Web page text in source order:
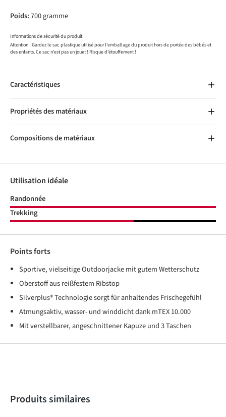
Poids:700 gramme
Informations de sécurité du produit
Attention ! Gardez le sac plastique utilisé pour l'emballage du produit hors de portée des bébés et
des enfants. Ce sac n'est pas un jouet ! Risque d'étouffement !
Caractéristiques
Propriétés des matériaux
Compositions de matériaux
Utilisation idéale
Randonnée
Trekking
Points forts
Sportive, vielseitige Outdoorjacke mit gutem Wetterschutz
Oberstoff aus reißfestem Ribstop
Silverplus® Technologie sorgt für anhaltendes Frischegefühl
Atmungsaktiv, wasser- und winddicht dank mTEX 10.000
Mit verstellbarer, angeschnittener Kapuze und 3 Taschen
Produktgalerie überspringen
Produits similaires